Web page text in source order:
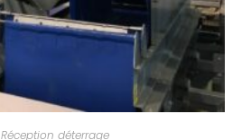
Réception déterrage